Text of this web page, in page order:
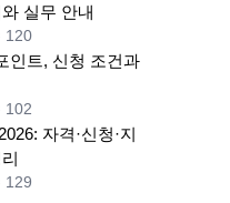
실무 안내
120
인트, 신청 조건과
102
자격·신청·지
129